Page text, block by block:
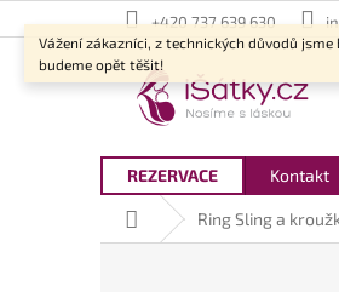
na
obsah
Vážení zákazníci, z technických důvodů
budeme opět těšit!
+420 737 639 630
REZERVACE Kontakt
Domů Ring Sling a